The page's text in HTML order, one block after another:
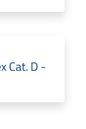
Cat. D -